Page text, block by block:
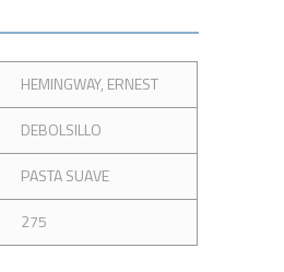
HEMINGWAY, ERNEST
DEBOLSILLO
PASTA SUAVE
275